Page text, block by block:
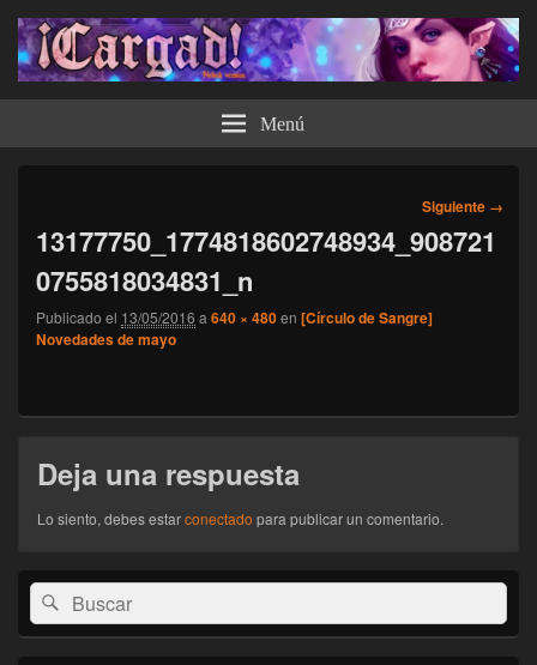
¡Cargad! Menú
Navegador
de
imágenes
Siguiente →
13177750_1774818602748934_908721
0755818034831_n
Publicado el 13/05/2016 a 640 × 480en [Círculo de Sangre]
Novedades de mayo
Deja una respuesta
Lo siento, debes estarconectado para publicar un comentario.
área
de
widget
Buscar
por:
Buscar